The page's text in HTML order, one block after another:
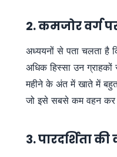
2. कमजोर वर्ग
अध्ययनों से पता चलता
अधिक हिस्सा उन
महीने के अंत में खाते में
जो इसे सबसे कम वहन
3. पारदर्शिता